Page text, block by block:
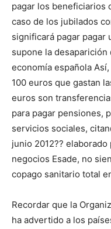
pagar los beneficiarios
caso de los jubilados
significará pagar pagar
supone la
economía española
100 euros que gastan
euros son
para pagar pensiones,
servicios sociales,
junio 2012??
negocios Esade, no
copago sanitario total
Recordar que la
ha advertido a los